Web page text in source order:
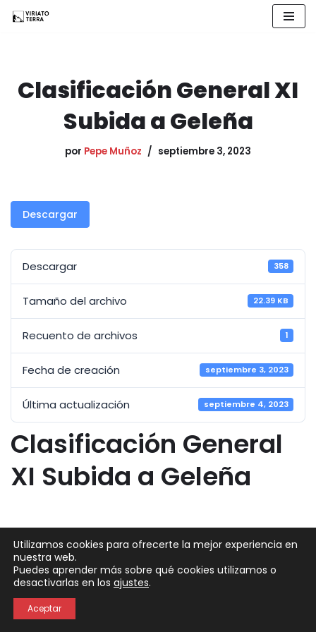
Clasificación General XI
Subida a Geleña
por Pepe Muñoz septiembre 3, 2023
Descargar
Descargar 358
Tamaño del archivo 22.39 KB
Recuento de archivos 1
Fecha de creación septiembre 3, 2023
Última actualización septiembre 4, 2023
Clasificación General
XI Subida a Geleña
Neve| Funciona gracias aWordPress
Política de Privacidad
Utilizamos cookies para ofrecerte la mejor experiencia en
nuestra web.
Puedes aprender más sobre qué cookies utilizamos o
desactivarlas en los ajustes.
Aceptar